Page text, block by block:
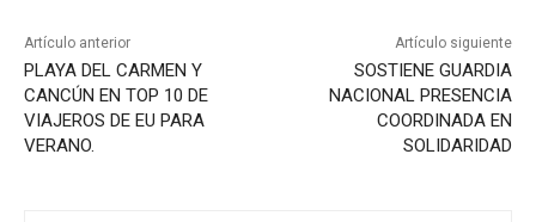
Artículo anterior
PLAYA DEL CARMEN Y
CANCÚN EN TOP 10 DE
VIAJEROS DE EU PARA
VERANO.
Artículo siguiente
SOSTIENE GUARDIA
NACIONAL PRESENCIA
COORDINADA EN
SOLIDARIDAD